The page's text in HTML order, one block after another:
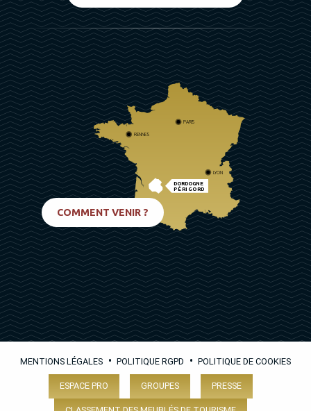
DORDOGNE
PÉRIGORD
PARIS
RENNES
LYON
COMMENT VENIR ?
MENTIONS LÉGALES • POLITIQUE RGPD • POLITIQUE DE COOKIES
ESPACE PRO GROUPES PRESSE